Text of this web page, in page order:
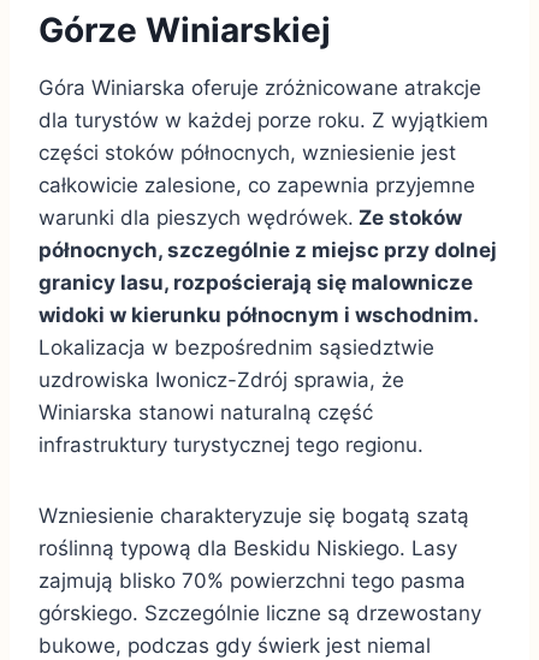
Górze Winiarskiej
Góra Winiarska oferuje zróżnicowane atrakcje
dla turystów w każdej porze roku. Z wyjątkiem
części stoków północnych, wzniesienie jest
całkowicie zalesione, co zapewnia przyjemne
warunki dla pieszych wędrówek. Ze stoków
północnych, szczególnie z miejsc przy dolnej
granicy lasu, rozpościerają się malownicze
widoki w kierunku północnym i wschodnim.
Lokalizacja w bezpośrednim sąsiedztwie
uzdrowiska Iwonicz-Zdrój sprawia, że
Winiarska stanowi naturalną część
infrastruktury turystycznej tego regionu.
Wzniesienie charakteryzuje się bogatą szatą
roślinną typową dla Beskidu Niskiego. Lasy
zajmują blisko 70% powierzchni tego pasma
górskiego. Szczególnie liczne są drzewostany
bukowe, podczas gdy świerk jest niemal